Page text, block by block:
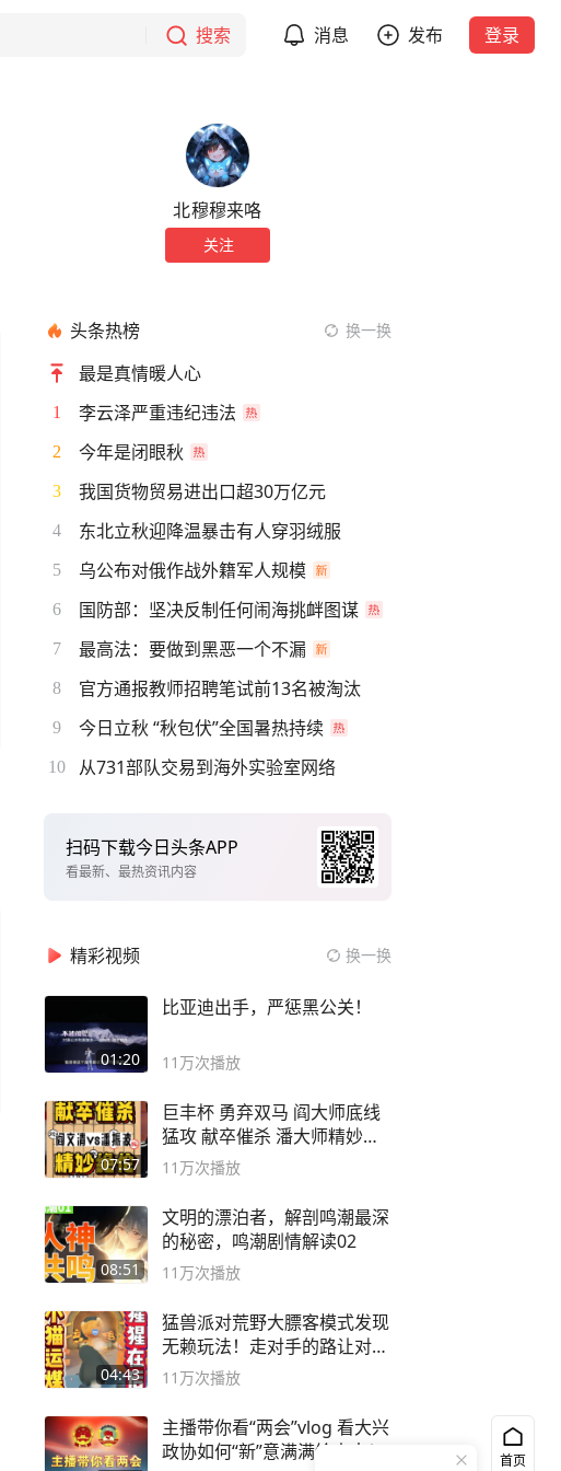
搜索 消息 发布 登录
北穆穆来咯
关注
头条热榜 换一换
最是真情暖人心
1 李云泽严重违纪违法
2 今年是闭眼秋
3 我国货物贸易进出口超30万亿元
4 东北立秋迎降温暴击有人穿羽绒服
5 乌公布对俄作战外籍军人规模
6 国防部：坚决反制任何闹海挑衅图谋
7 最高法：要做到黑恶一个不漏
8 官方通报教师招聘笔试前13名被淘汰
9 今日立秋 “秋包伏”全国暑热持续
10 从731部队交易到海外实验室网络
扫码下载今日头条APP
看最新、最热资讯内容
精彩视频 换一换
01:20
比亚迪出手，严惩黑公关！
11万次播放
07:57
巨丰杯 勇弃双马 阎大师底线
猛攻 献卒催杀 潘大师精妙入
局
11万次播放
08:51
文明的漂泊者，解剖鸣潮最深
的秘密，鸣潮剧情解读02
11万次播放
04:43
猛兽派对荒野大膘客模式发现
无赖玩法！走对手的路让对手
无路可走
11万次播放
主播带你看“两会”vlog 看大兴
政协如何“新”意满满绘未来！
首页